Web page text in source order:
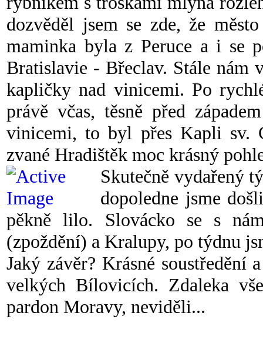
dozvěděl jsem se zde, že
maminka byla z Peruce a i se
Bratislavie - Břeclav. Stále nám
kapličky nad vinicemi. Po
právě včas, těsně před
vinicemi, to byl přes Kapli sv.
zvané Hradištěk moc krásný
Skutečně vydařený
dopoledne jsme
pěkně lilo. Slovácko se s
(zpoždění) a Kralupy, po týdnu
Jaký závěr? Krásné
velkých Bílovicích. Zdaleka
pardon Moravy, neviděli...